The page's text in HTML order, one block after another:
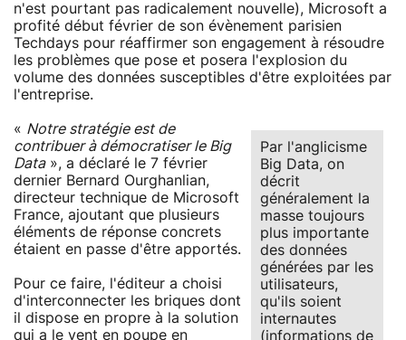
n'est pourtant pas radicalement nouvelle), Microsoft a
profité début février de son évènement parisien
Techdays pour réaffirmer son engagement à résoudre
les problèmes que pose et posera l'explosion du
volume des données susceptibles d'être exploitées par
l'entreprise.
Par l'anglicisme
Big Data, on
décrit
généralement la
masse toujours
plus importante
des données
générées par les
utilisateurs,
qu'ils soient
internautes
(informations de
« Notre stratégie est de
contribuer à démocratiser le Big
Data», a déclaré le 7 février
dernier Bernard Ourghanlian,
directeur technique de Microsoft
France, ajoutant que plusieurs
éléments de réponse concrets
étaient en passe d'être apportés.
Pour ce faire, l'éditeur a choisi
d'interconnecter les briques dont
il dispose en propre à la solution
qui a le vent en poupe en